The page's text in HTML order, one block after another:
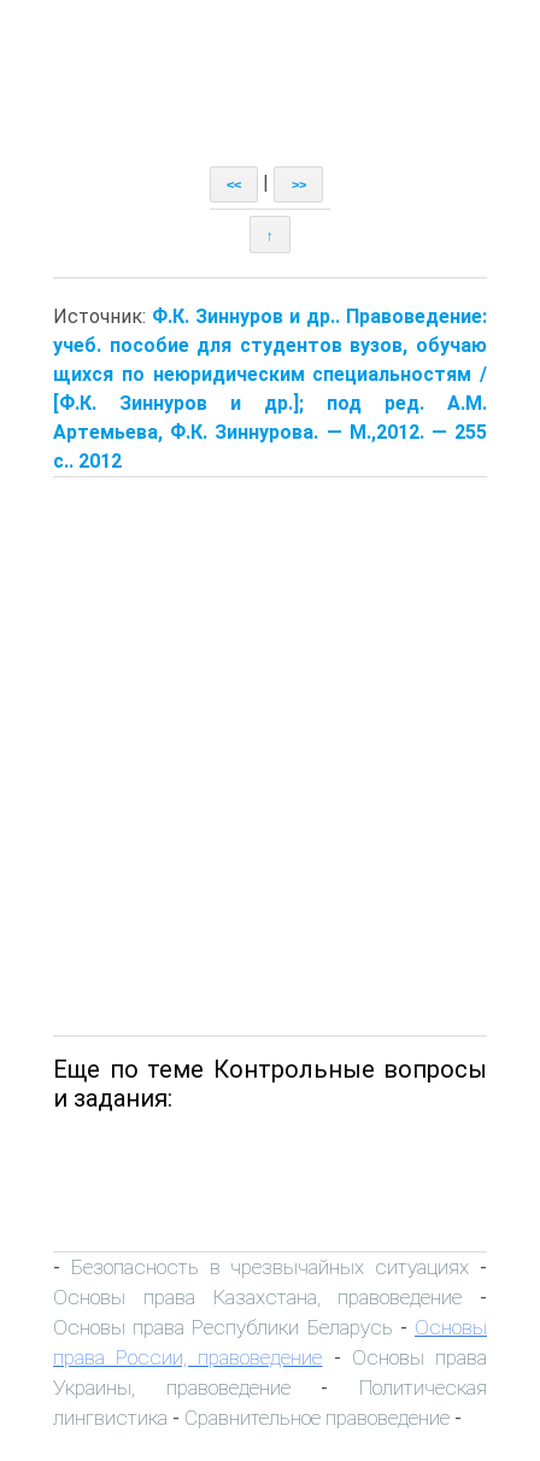
<< >>
↑
Источник: Ф.К. Зиннуров и др.. Правоведение:
учеб. пособие для студентов вузов, обу­чаю
щихся по неюридическим специальностям /
[Ф.К. Зинну­ров и др.]; под ред. А.М.
Артемьева, Ф.К. Зиннурова. — М.,2012. — 255
с.. 2012
Еще по теме Контрольные вопросы
и задания:
- Безопасность в чрезвычайных ситуациях -
Основы права Казахстана, правоведение -
Основы права Республики Беларусь - Основы
права России, правоведение - Основы права
Украины, правоведение- Политическая
лингвистика - Сравнительное правоведение -